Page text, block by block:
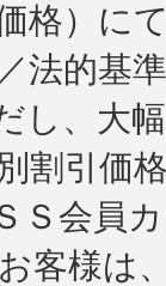
格）に
法的基
、大幅
割引価
会員カ
客様は